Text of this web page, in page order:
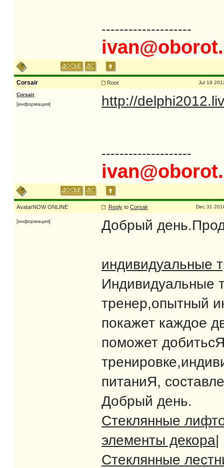
--------------------
Corsair Root Jul 19
Corsair
[информация]
http://
--------------------
AvatarNOW ONLINE Reply to Corsair Dec 31
[информация] Добрый
индивидуальные
Индивидуальные
тренер,опытный
покажет каждое
поможет
питаниЯ,
Добрый день.
Стеклянные
элементы декора|
Стеклянные